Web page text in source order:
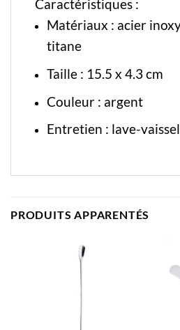
Caractéristiques :
Matériaux : acier
titane
Taille : 15.5 x 4.3 cm
Couleur : argent
Entretien : lave-
PRODUITS APPARENTÉS